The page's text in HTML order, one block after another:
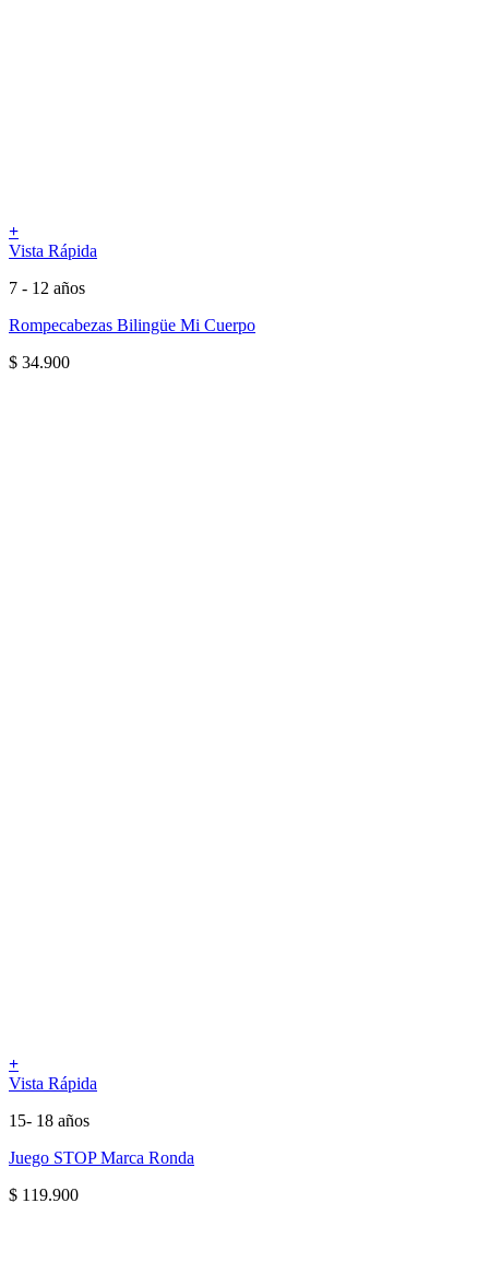
+
Vista Rápida
7 - 12 años
Rompecabezas Bilingüe Mi Cuerpo
$ 34.900
+
Vista Rápida
15- 18 años
Juego STOP Marca Ronda
$ 119.900